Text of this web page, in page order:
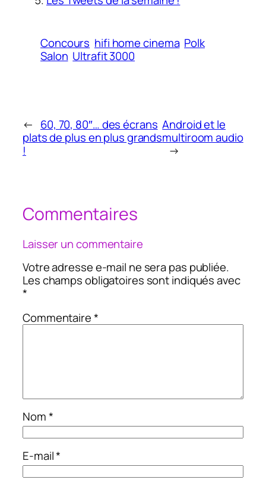
Concours hifi home cinema Polk
Salon Ultrafit 3000
← 60, 70, 80″… des écrans
plats de plus en plus grands
!
Android et le
multiroom audio
→
Commentaires
Laisser un commentaire
Votre adresse e-mail ne sera pas publiée.
Les champs obligatoires sont indiqués avec
*
Commentaire*
Nom*
E-mail*